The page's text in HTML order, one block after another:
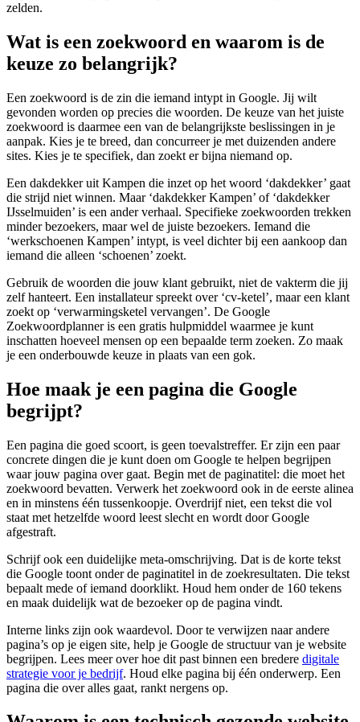
zelden.
Wat is een zoekwoord en waarom is de
keuze zo belangrijk?
Een zoekwoord is de zin die iemand intypt in Google. Jij wilt
gevonden worden op precies die woorden. De keuze van het juiste
zoekwoord is daarmee een van de belangrijkste beslissingen in je
aanpak. Kies je te breed, dan concurreer je met duizenden andere
sites. Kies je te specifiek, dan zoekt er bijna niemand op.
Een dakdekker uit Kampen die inzet op het woord ‘dakdekker’ gaat
die strijd niet winnen. Maar ‘dakdekker Kampen’ of ‘dakdekker
IJsselmuiden’ is een ander verhaal. Specifieke zoekwoorden trekken
minder bezoekers, maar wel de juiste bezoekers. Iemand die
‘werkschoenen Kampen’ intypt, is veel dichter bij een aankoop dan
iemand die alleen ‘schoenen’ zoekt.
Gebruik de woorden die jouw klant gebruikt, niet de vakterm die jij
zelf hanteert. Een installateur spreekt over ‘cv-ketel’, maar een klant
zoekt op ‘verwarmingsketel vervangen’. De Google
Zoekwoordplanner is een gratis hulpmiddel waarmee je kunt
inschatten hoeveel mensen op een bepaalde term zoeken. Zo maak
je een onderbouwde keuze in plaats van een gok.
Hoe maak je een pagina die Google
begrijpt?
Een pagina die goed scoort, is geen toevalstreffer. Er zijn een paar
concrete dingen die je kunt doen om Google te helpen begrijpen
waar jouw pagina over gaat. Begin met de paginatitel: die moet het
zoekwoord bevatten. Verwerk het zoekwoord ook in de eerste alinea
en in minstens één tussenkoopje. Overdrijf niet, een tekst die vol
staat met hetzelfde woord leest slecht en wordt door Google
afgestraft.
Schrijf ook een duidelijke meta-omschrijving. Dat is de korte tekst
die Google toont onder de paginatitel in de zoekresultaten. Die tekst
bepaalt mede of iemand doorklikt. Houd hem onder de 160 tekens
en maak duidelijk wat de bezoeker op de pagina vindt.
Interne links zijn ook waardevol. Door te verwijzen naar andere
pagina’s op je eigen site, help je Google de structuur van je website
begrijpen. Lees meer over hoe dit past binnen een bredere digitale
strategie voor je bedrijf. Houd elke pagina bij één onderwerp. Een
pagina die over alles gaat, rankt nergens op.